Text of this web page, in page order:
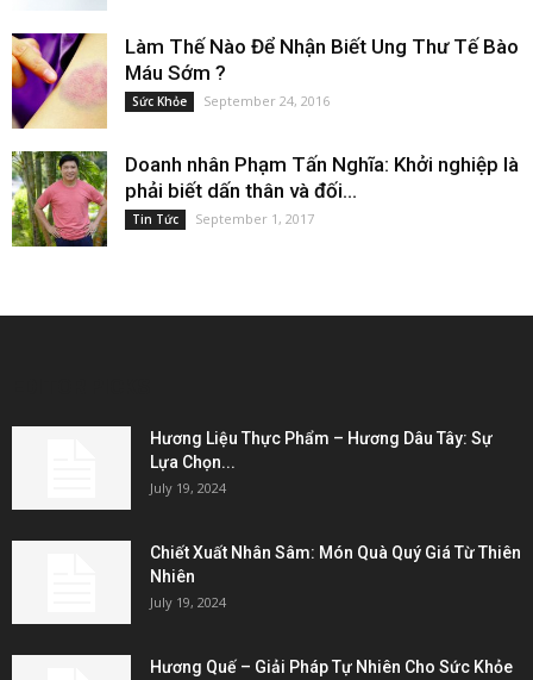
Làm Thế Nào Để Nhận Biết Ung Thư Tế Bào
Máu Sớm ?
Sức Khỏe September 24, 2016
Doanh nhân Phạm Tấn Nghĩa: Khởi nghiệp là
phải biết dấn thân và đối...
Tin Tức September 1, 2017
Hương Liệu Thực Phẩm – Hương Dâu Tây: Sự
Lựa Chọn...
July 19, 2024
Chiết Xuất Nhân Sâm: Món Quà Quý Giá Từ Thiên
Nhiên
July 19, 2024
Hương Quế – Giải Pháp Tự Nhiên Cho Sức Khỏe